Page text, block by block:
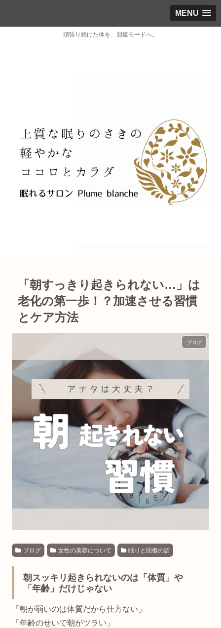
MENU
頑張り続けた体を、回復モードへ。
「朝すっきり起きられない…」は
老化の第一歩！？加速させる習慣
とケア方法
ブログ
ブログ 女性の美容について 眠りと回復の話
朝スッキリ起きられないのは「体質」や
「年齢」だけじゃない
「朝が弱いのは体質だから仕方ない」
「年齢のせいで朝がツラい」